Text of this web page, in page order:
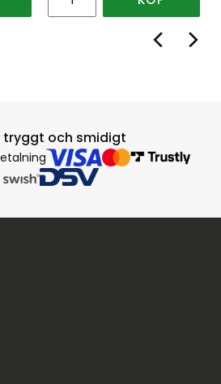
tryggt och smidigt